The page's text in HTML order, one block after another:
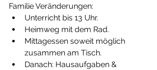
Familie Veränderungen:
Unterricht bis 13 Uhr.
Heimweg mit dem Rad.
Mittagessen soweit möglich
zusammen am Tisch.
Danach: Hausaufgaben &